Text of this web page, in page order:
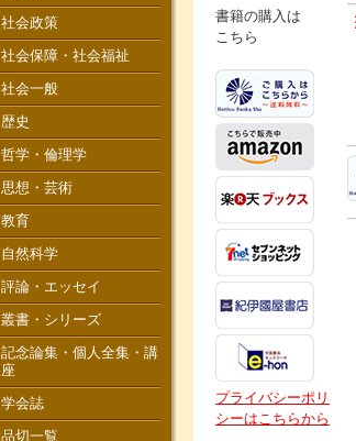
書籍の購入は
こちら
プライバシーポリ
シーはこちらから
社会政策
社会保障・社会福祉
社会一般
歴史
哲学・倫理学
思想・芸術
教育
自然科学
評論・エッセイ
叢書・シリーズ
記念論集・個人全集・講
座
学会誌
品切一覧